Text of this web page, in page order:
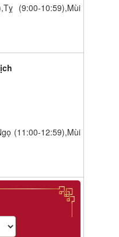
(9:00-10:59),Mùi
(11:00-12:59),Mùi